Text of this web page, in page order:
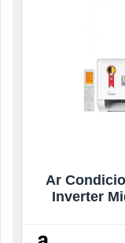
Ar
Inverter